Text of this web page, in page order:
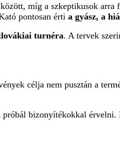
míg a szkeptikusok
pontosan érti a gyász, a
turnéra. A tervek
célja nem pusztán a
bizonyítékokkal érvelni.